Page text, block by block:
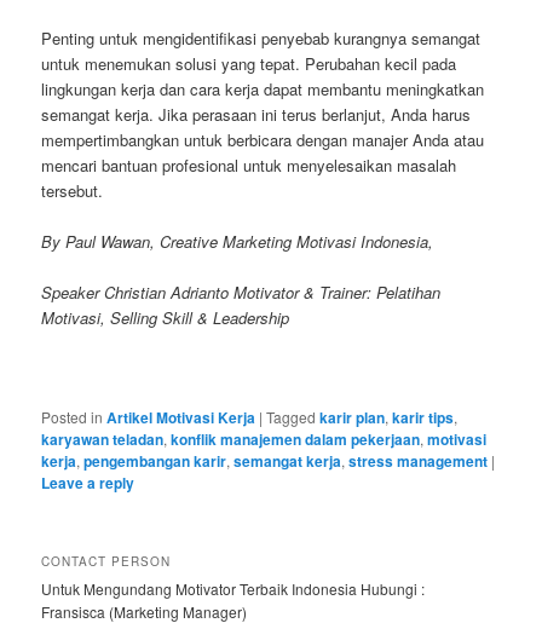
Penting untuk mengidentifikasi penyebab kurangnya semangat
untuk menemukan solusi yang tepat. Perubahan kecil pada
lingkungan kerja dan cara kerja dapat membantu meningkatkan
semangat kerja. Jika perasaan ini terus berlanjut, Anda harus
mempertimbangkan untuk berbicara dengan manajer Anda atau
mencari bantuan profesional untuk menyelesaikan masalah
tersebut.
By Paul Wawan, Creative Marketing Motivasi Indonesia,
Speaker Christian Adrianto Motivator & Trainer: Pelatihan
Motivasi, Selling Skill & Leadership
Posted in Artikel Motivasi Kerja |Tagged karir plan,karir tips,
karyawan teladan,konflik manajemen dalam pekerjaan,motivasi
kerja,pengembangan karir,semangat kerja,stress management |
Leave a reply
CONTACT PERSON
Untuk Mengundang Motivator Terbaik Indonesia Hubungi :
Fransisca (Marketing Manager)